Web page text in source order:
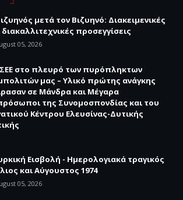
μετά τον Βιζυηνό: Διακειμενικές
διακαλλιτεχνικές προσεγγίσεις
05, 2026
στο πλευρό των πυρόπληκτων
μας – Υλικό πρώτης ανάγκης
σε Μάνδρα και Μέγαρα
της Συνομοσπονδίας και του
Κέντρου Ελευσίνας-Δυτικής
Εισβολή - Ημερολογιακά τραγικός
και Αύγουστος 1974
05, 2026